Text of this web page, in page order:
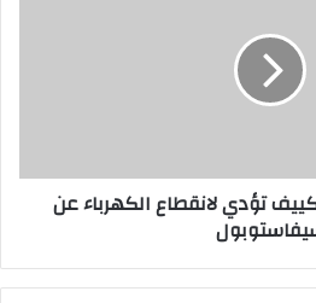
تؤدي لانقطاع الكهرباء عن